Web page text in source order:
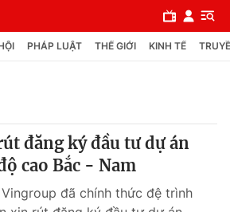
PHÁP LUẬT THẾ GIỚI KINH TẾ
đăng ký đầu tư dự án
cao Bắc - Nam
đã chính thức đệ trình